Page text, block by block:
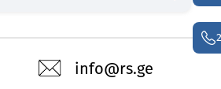
info@rs.ge